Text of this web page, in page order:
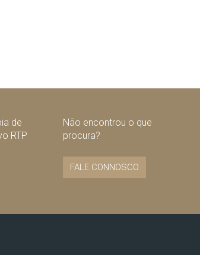
de
RTP
Não encontrou o que
procura?
FALE CONNOSCO